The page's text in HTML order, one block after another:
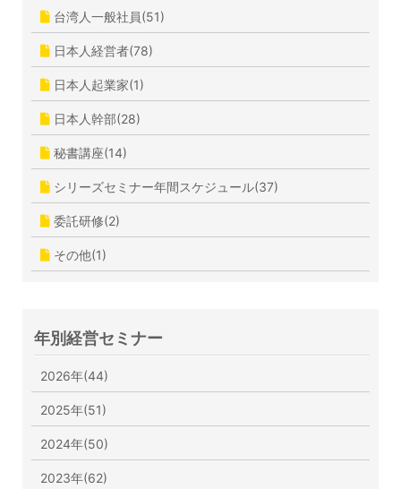
台湾人一般社員(51)
日本人経営者(78)
日本人起業家(1)
日本人幹部(28)
秘書講座(14)
シリーズセミナー年間スケジュール(37)
委託研修(2)
その他(1)
年別経営セミナー
2026年(44)
2025年(51)
2024年(50)
2023年(62)